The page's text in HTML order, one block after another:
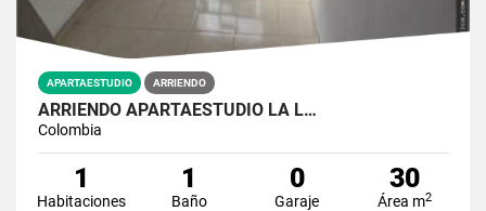
APARTAESTUDIO ARRIENDO
ARRIENDO APARTAESTUDIO LA L…
Colombia
1
Habitaciones
1
Baño
0
Garaje
30
Área m2